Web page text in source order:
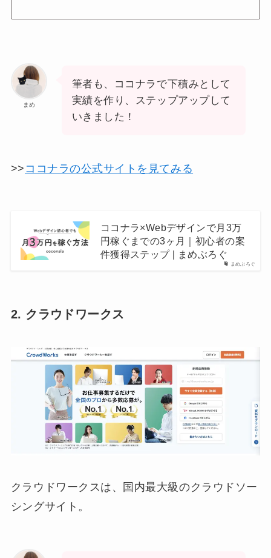
まめ
筆者も、ココナラで下積みとして
実績を作り、ステップアップして
いきました！
>> ココナラの公式サイトを見てみる
まめぶろぐ
ココナラ×Webデザインで月3万
円稼ぐまでの3ヶ月｜初心者の案
件獲得ステップ | まめぶろぐ
2. クラウドワークス
クラウドワークスは、国内最大級のクラウドソー
シングサイト。